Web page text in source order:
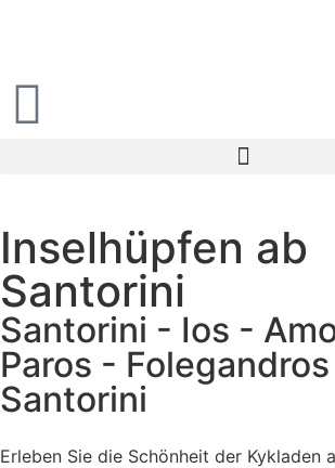
Inselhüpfen ab
Santorini
Santorini - Ios -
Paros -
Santorini
Erleben Sie die Schönheit der Kykladen